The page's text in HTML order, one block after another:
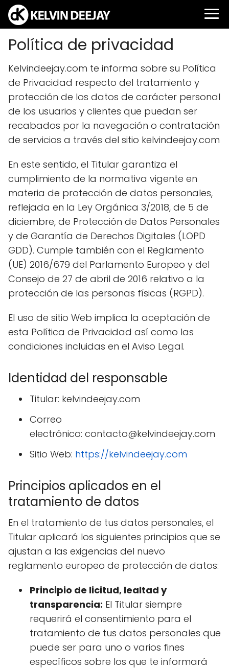
Política de privacidad
Kelvindeejay.com te informa sobre su Política
de Privacidad respecto del tratamiento y
protección de los datos de carácter personal
de los usuarios y clientes que puedan ser
recabados por la navegación o contratación
de servicios a través del sitio kelvindeejay.com
En este sentido, el Titular garantiza el
cumplimiento de la normativa vigente en
materia de protección de datos personales,
reflejada en la Ley Orgánica 3/2018, de 5 de
diciembre, de Protección de Datos Personales
y de Garantía de Derechos Digitales (LOPD
GDD). Cumple también con el Reglamento
(UE) 2016/679 del Parlamento Europeo y del
Consejo de 27 de abril de 2016 relativo a la
protección de las personas físicas (RGPD).
El uso de sitio Web implica la aceptación de
esta Política de Privacidad así como las
condiciones incluidas en el Aviso Legal.
Identidad del responsable
Titular: kelvindeejay.com
Correo
electrónico: contacto@kelvindeejay.com
Sitio Web: https://kelvindeejay.com
Principios aplicados en el
tratamiento de datos
En el tratamiento de tus datos personales, el
Titular aplicará los siguientes principios que se
ajustan a las exigencias del nuevo
reglamento europeo de protección de datos:
Principio de licitud, lealtad y
transparencia: El Titular siempre
requerirá el consentimiento para el
tratamiento de tus datos personales que
puede ser para uno o varios fines
específicos sobre los que te informará